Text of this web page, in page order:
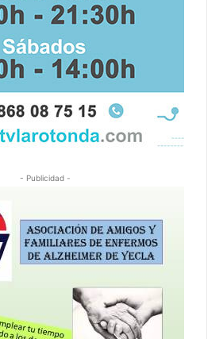
- Publicidad -